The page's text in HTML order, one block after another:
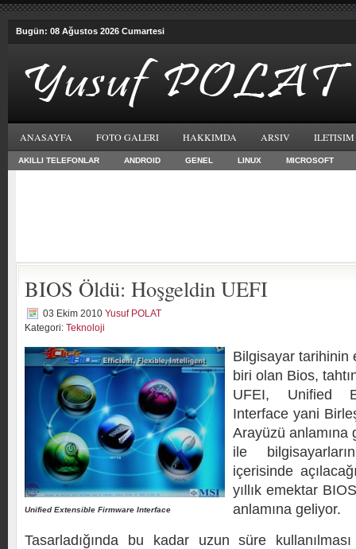
Bugün: 08 Ağustos 2026 Cumartesi
ANASAYFA FOTO GALERI HAKKIMDA ARSIV ILETISIM
AKILLI TELEFONLAR ANDROID GENEL LINUX MICROSOFT
BIOS Öldü: Hoşgeldin UEFI
03 Ekim 2010 Yusuf POLAT
Kategori: Teknoloji
Unified Extensible Firmware Interface
Bilgisayar tarihinin
biri olan Bios,
UFEI, Unified
Interface yani
Arayüzü anlamına
ile
içerisinde
yıllık emektar
anlamına geliyor.
Tasarladığında bu kadar uzun süre